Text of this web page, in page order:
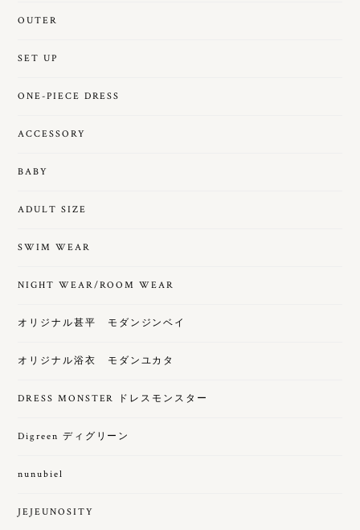
OUTER
SET UP
ONE-PIECE DRESS
ACCESSORY
BABY
ADULT SIZE
SWIM WEAR
NIGHT WEAR/ROOM WEAR
オリジナル甚平 モダンジンベイ
オリジナル浴衣 モダンユカタ
DRESS MONSTER ドレスモンスター
Digreen ディグリーン
nunubiel
JEJEUNOSITY